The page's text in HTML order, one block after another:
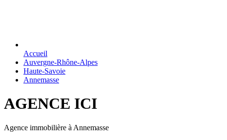
Accueil
Auvergne-Rhône-Alpes
Haute-Savoie
Annemasse
AGENCE ICI
Agence immobilière à Annemasse